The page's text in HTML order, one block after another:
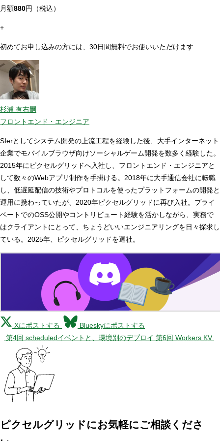
月額880円（税込）
+
初めてお申し込みの方には、30日間無料でお使いいただけます
杉浦 有右嗣
フロントエンド・エンジニア
SIerとしてシステム開発の上流工程を経験した後、大手インターネット
企業でモバイルブラウザ向けソーシャルゲーム開発を数多く経験した。
2015年にピクセルグリッドへ入社し、フロントエンド・エンジニアと
して数々のWebアプリ制作を手掛ける。2018年に大手通信会社に転職
し、低遅延配信の技術やプロトコルを使ったプラットフォームの開発と
運用に携わっていたが、2020年ピクセルグリッドに再び入社。プライ
ベートでのOSS公開やコントリビュート経験を活かしながら、実務で
はクライアントにとって、ちょうどいいエンジニアリングを日々探求し
ている。2025年、ピクセルグリッドを退社。
Xにポストする
Blueskyにポストする
第4回 scheduledイベントと、環境別のデプロイ 第6回 Workers KV
ピクセルグリッドにお気軽にご相談くださ